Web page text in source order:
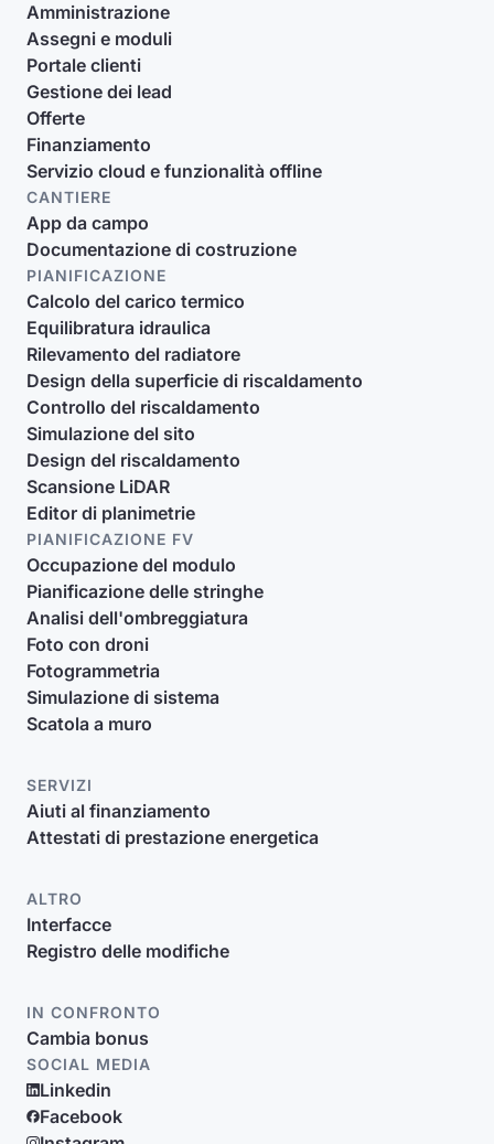
Amministrazione
Assegni e moduli
Portale clienti
Gestione dei lead
Offerte
Finanziamento
Servizio cloud e funzionalità offline
CANTIERE
App da campo
Documentazione di costruzione
PIANIFICAZIONE
Calcolo del carico termico
Equilibratura idraulica
Rilevamento del radiatore
Design della superficie di riscaldamento
Controllo del riscaldamento
Simulazione del sito
Design del riscaldamento
Scansione LiDAR
Editor di planimetrie
PIANIFICAZIONE FV
Occupazione del modulo
Pianificazione delle stringhe
Analisi dell'ombreggiatura
Foto con droni
Fotogrammetria
Simulazione di sistema
Scatola a muro
SERVIZI
Aiuti al finanziamento
Attestati di prestazione energetica
ALTRO
Interfacce
Registro delle modifiche
IN CONFRONTO
Cambia bonus
SOCIAL MEDIA
Linkedin
Facebook